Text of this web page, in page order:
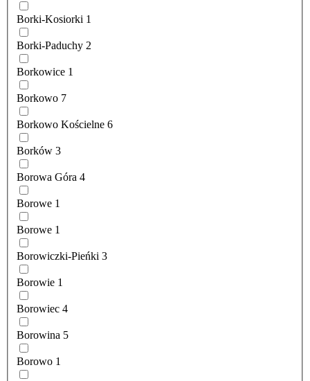
Borki-Kosiorki 1
Borki-Paduchy 2
Borkowice 1
Borkowo 7
Borkowo Kościelne 6
Borków 3
Borowa Góra 4
Borowe 1
Borowe 1
Borowiczki-Pieńki 3
Borowie 1
Borowiec 4
Borowina 5
Borowo 1